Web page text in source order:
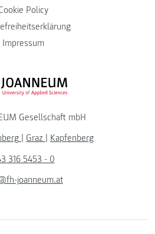
Policy
Impressum
FH JOANNEUM Logo
Gesellschaft mbH
Graz
Kapfenberg
316 5453 - 0
joanneum.at